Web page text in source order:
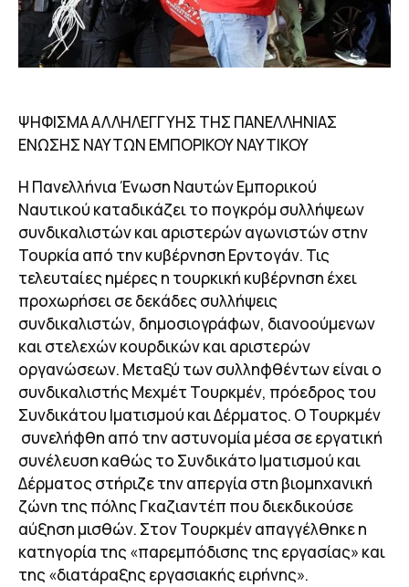
ΨΗΦΙΣΜΑ ΑΛΛΗΛΕΓΓΥΗΣ ΤΗΣ ΠΑΝΕΛΛΗΝΙΑΣ
ΕΝΩΣΗΣ ΝΑΥΤΩΝ ΕΜΠΟΡΙΚΟΥ ΝΑΥΤΙΚΟΥ
Η Πανελλήνια Ένωση Ναυτών Εμπορικού
Ναυτικού καταδικάζει το πογκρόμ συλλήψεων
συνδικαλιστών και αριστερών αγωνιστών στην
Τουρκία από την κυβέρνηση Ερντογάν. Τις
τελευταίες ημέρες η τουρκική κυβέρνηση έχει
προχωρήσει σε δεκάδες συλλήψεις
συνδικαλιστών, δημοσιογράφων, διανοούμενων
και στελεχών κουρδικών και αριστερών
οργανώσεων. Μεταξύ των συλληφθέντων είναι ο
συνδικαλιστής Μεχμέτ Τουρκμέν, πρόεδρος του
Συνδικάτου Ιματισμού και Δέρματος. Ο Τουρκμέν
συνελήφθη από την αστυνομία μέσα σε εργατική
συνέλευση καθώς το Συνδικάτο Ιματισμού και
Δέρματος στήριζε την απεργία στη βιομηχανική
ζώνη της πόλης Γκαζιαντέπ που διεκδικούσε
αύξηση μισθών. Στον Τουρκμέν απαγγέλθηκε η
κατηγορία της «παρεμπόδισης της εργασίας» και
της «διατάραξης εργασιακής ειρήνης».